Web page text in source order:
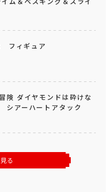
ィギュア
険 ダイヤモンドは砕けな
アーハートアタック
る